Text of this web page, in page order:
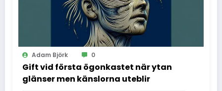
Adam Björk 0
Gift vid första ögonkastet när ytan
glänser men känslorna uteblir